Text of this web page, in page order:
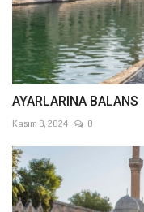
AYARLARINA BALANS
Kasım 8, 2024 0